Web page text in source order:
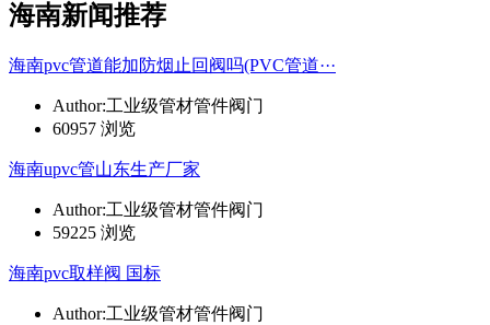
海南新闻推荐
海南pvc管道能加防烟止回阀吗(PVC管道···
Author:工业级管材管件阀门
60957 浏览
海南upvc管山东生产厂家
Author:工业级管材管件阀门
59225 浏览
海南pvc取样阀 国标
Author:工业级管材管件阀门